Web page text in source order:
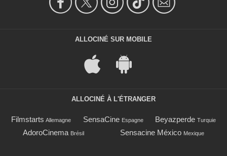
ALLOCINÉ SUR MOBILE
ALLOCINÉ À L'ÉTRANGER
Filmstarts Allemagne SensaCine Espagne Beyazperde Turquie
AdoroCinema Brésil Sensacine México Mexique